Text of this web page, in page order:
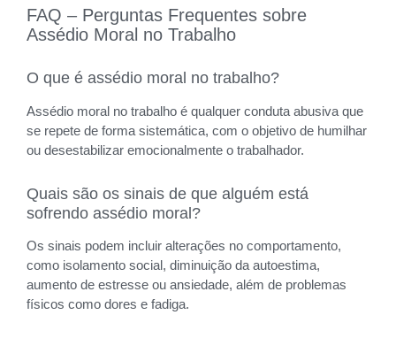
FAQ – Perguntas Frequentes sobre
Assédio Moral no Trabalho
O que é assédio moral no trabalho?
Assédio moral no trabalho é qualquer conduta abusiva que
se repete de forma sistemática, com o objetivo de humilhar
ou desestabilizar emocionalmente o trabalhador.
Quais são os sinais de que alguém está
sofrendo assédio moral?
Os sinais podem incluir alterações no comportamento,
como isolamento social, diminuição da autoestima,
aumento de estresse ou ansiedade, além de problemas
físicos como dores e fadiga.